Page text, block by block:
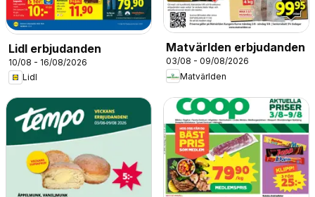
Lidl erbjudanden
10/08 - 16/08/2026
Lidl
Matvärlden erbjudanden
03/08 - 09/08/2026
Matvärlden